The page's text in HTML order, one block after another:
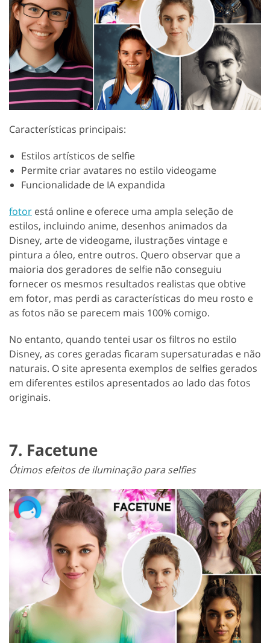
Características principais:
Estilos artísticos de selfie
Permite criar avatares no estilo videogame
Funcionalidade de IA expandida
fotor está online e oferece uma ampla seleção de
estilos, incluindo anime, desenhos animados da
Disney, arte de videogame, ilustrações vintage e
pintura a óleo, entre outros. Quero observar que a
maioria dos geradores de selfie não conseguiu
fornecer os mesmos resultados realistas que obtive
em fotor, mas perdi as características do meu rosto e
as fotos não se parecem mais 100% comigo.
No entanto, quando tentei usar os filtros no estilo
Disney, as cores geradas ficaram supersaturadas e não
naturais. O site apresenta exemplos de selfies gerados
em diferentes estilos apresentados ao lado das fotos
originais.
7. Facetune
Ótimos efeitos de iluminação para selfies